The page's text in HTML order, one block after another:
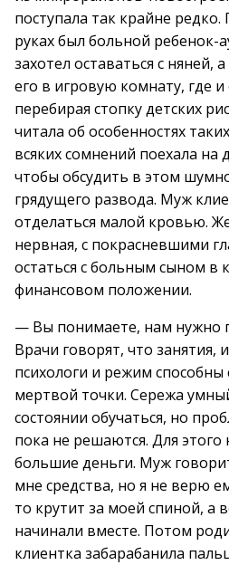
поступала так крайне
руках был больной ребенок-
захотел оставаться с няней,
его в игровую комнату, где и
перебирая стопку детских
читала об особенностях
всяких сомнений поехала на
чтобы обсудить в этом
грядущего развода. Муж
отделаться малой кровью.
нервная, с покрасневшими
остаться с больным сыном в
финансовом положении.
— Вы понимаете, нам нужно
Врачи говорят, что занятия,
психологи и режим способны
мертвой точки. Сережа
состоянии обучаться, но
пока не решаются. Для
большие деньги. Муж
мне средства, но я не верю
то крутит за моей спиной, а
начинали вместе. Потом
клиентка забарабанила